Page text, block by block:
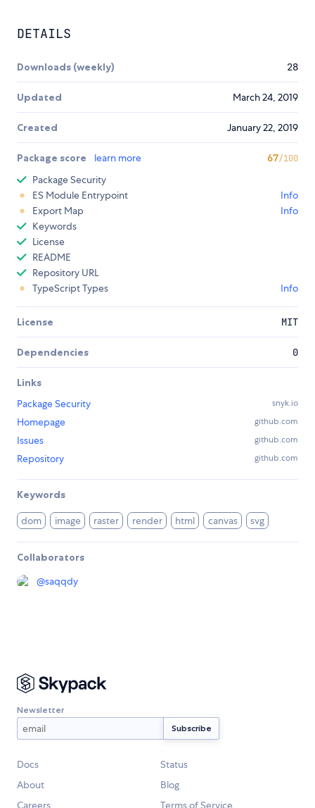
DETAILS
Downloads (weekly) 28
Updated March 24, 2019
Created January 22, 2019
Package score learn more 67/100
Package Security
ES Module Entrypoint
Info
Export Map
Info
Keywords
License
README
Repository URL
TypeScript Types
Info
License MIT
Dependencies 0
Links
Package Security
snyk.io
Homepage github.com
Issues github.com
Repository github.com
Keywords
dom image raster render html canvas svg
Collaborators
@saqqdy
Newsletter
Docs
Status
About
Blog
Careers
Terms of Service